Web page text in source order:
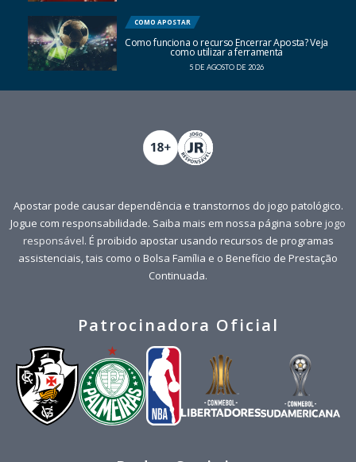
COMO APOSTAR
Como funciona o recurso Encerrar Aposta? Veja
como utilizar a ferramenta
5 DE AGOSTO DE 2026
Apostar pode causar dependência e transtornos do jogo patológico.
Jogue com responsabilidade. Saiba mais em nossa página sobre jogo
responsável. É proibido apostar usando recursos de programas
assistenciais, tais como o Bolsa Família e o Benefício de Prestação
Continuada.
Patrocinadora Oficial